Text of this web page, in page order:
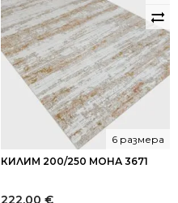
КИЛИМ 200/250 МОНА 3671
6 размера
222.00 €